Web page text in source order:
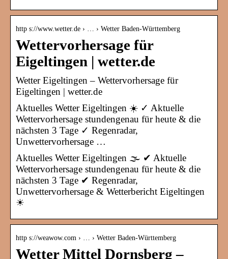
http s://www.wetter.de › … › Wetter Baden-Württemberg
Wettervorhersage für
Eigeltingen | wetter.de
Wetter Eigeltingen – Wettervorhersage für
Eigeltingen | wetter.de
Aktuelles Wetter Eigeltingen ☀️ ✓ Aktuelle
Wettervorhersage stundengenau für heute & die
nächsten 3 Tage ✓ Regenradar,
Unwettervorhersage …
Aktuelles Wetter Eigeltingen 🌫️ ✔ Aktuelle
Wettervorhersage stundengenau für heute & die
nächsten 3 Tage ✔ Regenradar,
Unwettervorhersage & Wetterbericht Eigeltingen
☀
http s://weawow.com › … › Wetter Baden-Württemberg
Wetter Mittel Dornsberg –